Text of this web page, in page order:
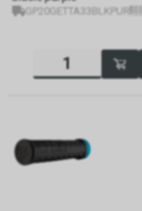
GP20GETTA33BLKPUR